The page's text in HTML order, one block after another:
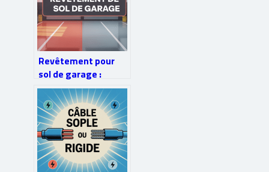
Revêtement pour
sol de garage :
comment bien
choisir et poser